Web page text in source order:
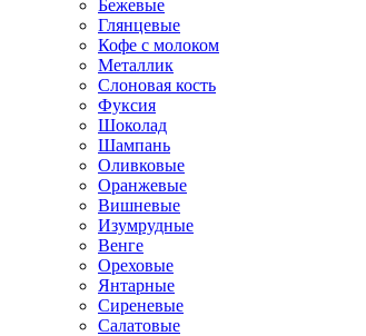
Бежевые
Глянцевые
Кофе с молоком
Металлик
Слоновая кость
Фуксия
Шоколад
Шампань
Оливковые
Оранжевые
Вишневые
Изумрудные
Венге
Ореховые
Янтарные
Сиреневые
Салатовые